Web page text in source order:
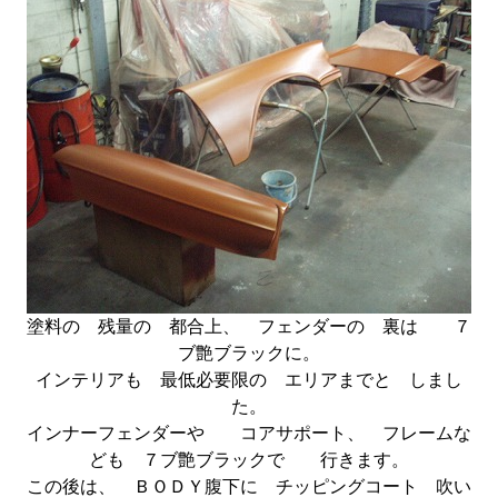
塗料の 残量の 都合上、 フェンダーの 裏は ７
ブ艶ブラックに。
インテリアも 最低必要限の エリアまでと しまし
た。
インナーフェンダーや コアサポート、 フレームな
ども ７ブ艶ブラックで 行きます。
この後は、 ＢＯＤＹ腹下に チッピングコート 吹い